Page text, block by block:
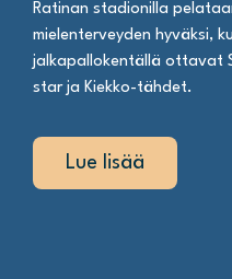
Ratinan stadionilla
mielenterveyden hyväksi,
jalkapallokentällä ottavat
star ja Kiekko-tähdet.
Lue lisää